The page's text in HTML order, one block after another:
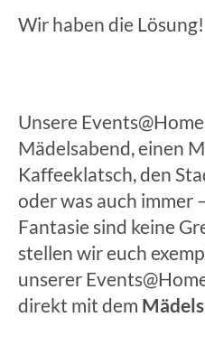
Wir haben die Lösung!
Unsere
Mädelsabend, einen
Kaffeeklatsch, den
oder was auch immer
Fantasie sind keine
stellen wir euch
unserer
direkt mit dem